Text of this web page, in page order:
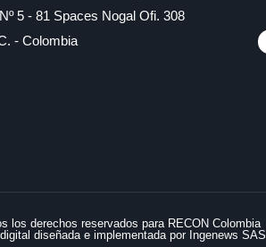
5 - 81 Spaces Nogal Ofi. 308
- Colombia
los derechos reservados para RECON Colombia
diseñada e implementada por Ingenews SAS